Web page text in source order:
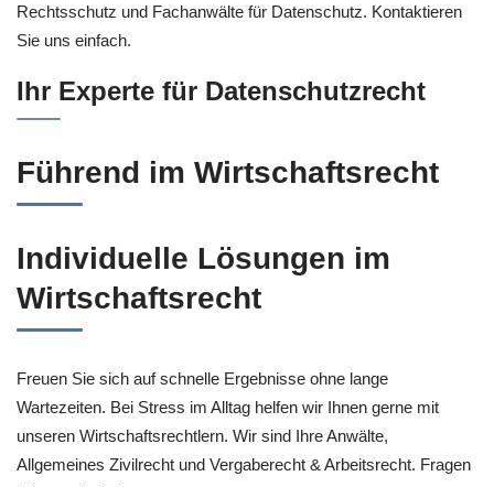
Rechtsschutz und Fachanwälte für Datenschutz. Kontaktieren
Sie uns einfach.
Ihr Experte für Datenschutzrecht
Führend im Wirtschaftsrecht
Individuelle Lösungen im
Wirtschaftsrecht
Freuen Sie sich auf schnelle Ergebnisse ohne lange
Wartezeiten. Bei Stress im Alltag helfen wir Ihnen gerne mit
unseren Wirtschaftsrechtlern. Wir sind Ihre Anwälte,
Allgemeines Zivilrecht und Vergaberecht & Arbeitsrecht. Fragen